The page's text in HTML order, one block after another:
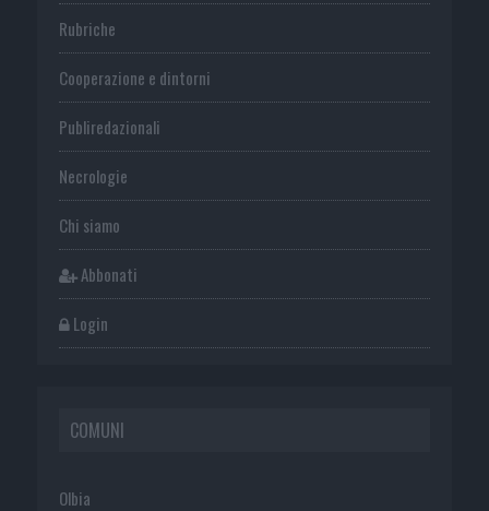
Rubriche
Cooperazione e dintorni
Publiredazionali
Necrologie
Chi siamo
Abbonati
Login
COMUNI
Olbia